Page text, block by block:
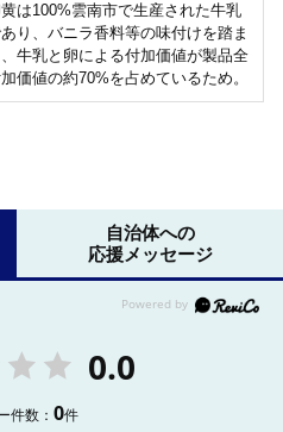
は100%雲南市で生産された牛乳
り、バニラ香料等の味付けを踏ま
牛乳と卵による付加価値が製品全
価値の約70%を占めているため。
自治体への
応援メッセージ
0.0
件数：0件